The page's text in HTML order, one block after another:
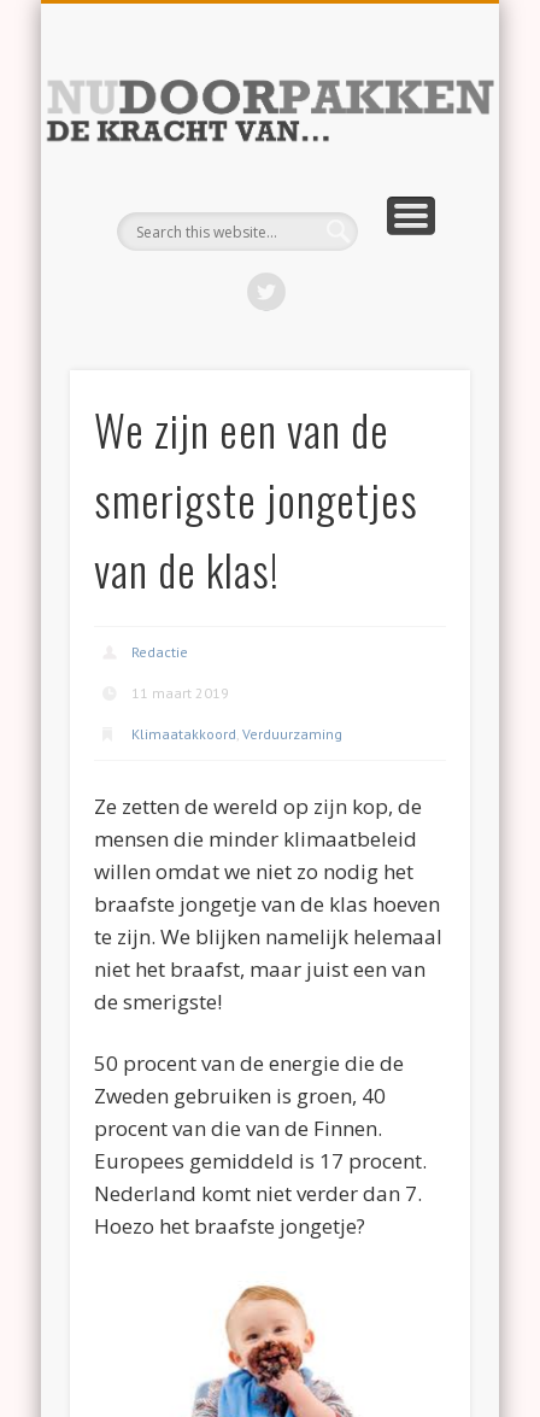
We zijn een van de
smerigste jongetjes
van de klas!
Redactie
11 maart 2019
Klimaatakkoord ,Verduurzaming
Ze zetten de wereld op zijn kop, de
mensen die minder klimaatbeleid
willen omdat we niet zo nodig het
braafste jongetje van de klas hoeven
te zijn. We blijken namelijk helemaal
niet het braafst, maar juist een van
de smerigste!
50 procent van de energie die de
Zweden gebruiken is groen, 40
procent van die van de Finnen.
Europees gemiddeld is 17 procent.
Nederland komt niet verder dan 7.
Hoezo het braafste jongetje?